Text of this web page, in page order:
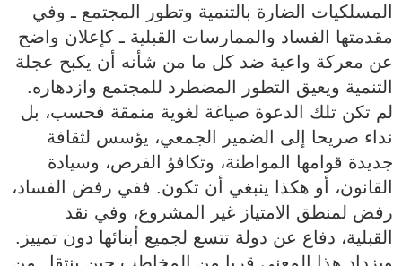
المسلكيات الضارة بالتنمية وتطور المجتمع ـ وفي
مقدمتها الفساد والممارسات القبلية ـ كإعلان واضح
عن معركة واعية ضد كل ما من شأنه أن يكبح عجلة
التنمية ويعيق التطور المضطرد للمجتمع وازدهاره.
لم تكن تلك الدعوة صياغة لغوية منمقة فحسب، بل
نداء صريحا إلى الضمير الجمعي، يؤسس لثقافة
جديدة قوامها المواطنة، وتكافؤ الفرص، وسيادة
القانون، أو هكذا ينبغي أن تكون. ففي رفض الفساد،
رفض لمنطق الامتياز غير المشروع، وفي نقد
القبلية، دفاع عن دولة تتسع لجميع أبنائها دون تمييز.